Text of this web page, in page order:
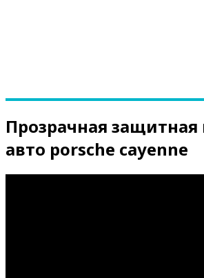
Прозрачная
авто porsche cayenne